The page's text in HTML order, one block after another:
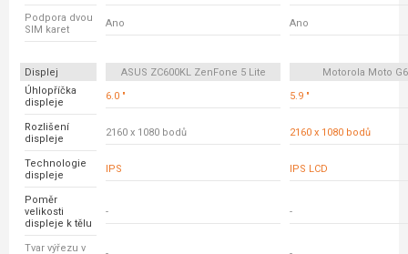
Podpora dvou
SIM karet
Ano Ano
Displej ASUS ZC600KL ZenFone 5 Lite
Motorola Moto
Úhlopříčka
displeje
6.0 " 5.9 "
Rozlišení
displeje
2160 x 1080 bodů 2160 x 1080 bodů
Technologie
displeje
IPS IPS LCD
Poměr
velikosti
displeje k tělu
- -
Tvar výřezu v